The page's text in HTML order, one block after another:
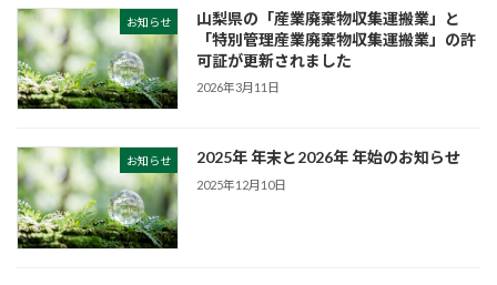
お知らせ
山梨県の「産業廃棄物収集運搬業」と
「特別管理産業廃棄物収集運搬業」の許
可証が更新されました
2026年3月11日
お知らせ 2025年 年末と2026年 年始のお知らせ
2025年12月10日